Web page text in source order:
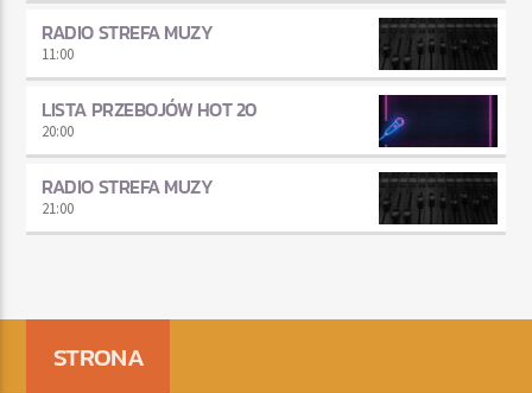
RADIO STREFA MUZY
11:00
LISTA PRZEBOJÓW HOT 20
20:00
RADIO STREFA MUZY
21:00
STRONA